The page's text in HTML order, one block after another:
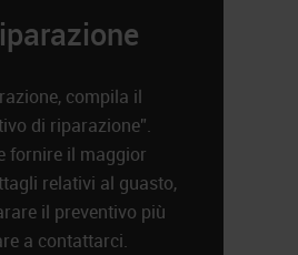
compila il
di riparazione”.
fornire il maggior
relativi al guasto,
il preventivo più
a contattarci.